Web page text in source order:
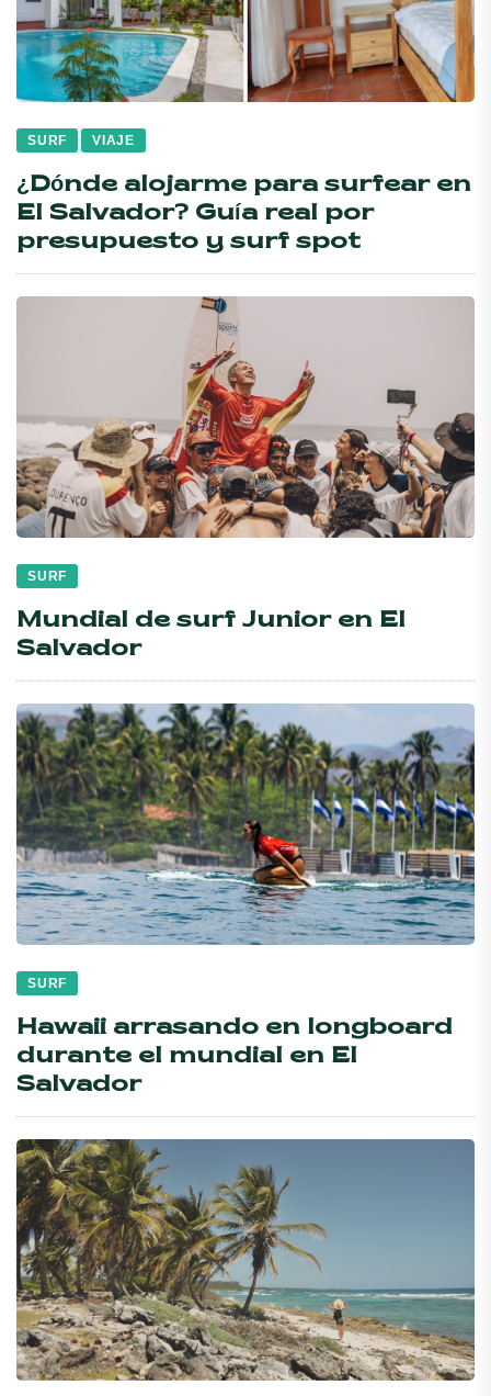
SURF VIAJE
¿Dónde alojarme para surfear en
El Salvador? Guía real por
presupuesto y surf spot
SURF
Mundial de surf Junior en El
Salvador
SURF
Hawaii arrasando en longboard
durante el mundial en El
Salvador